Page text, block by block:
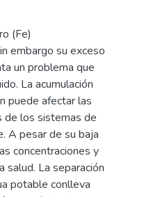
(Fe)
embargo su exceso
un problema que
La acumulación
puede afectar las
los sistemas de
A pesar de su baja
concentraciones y
salud. La separación
potable conlleva